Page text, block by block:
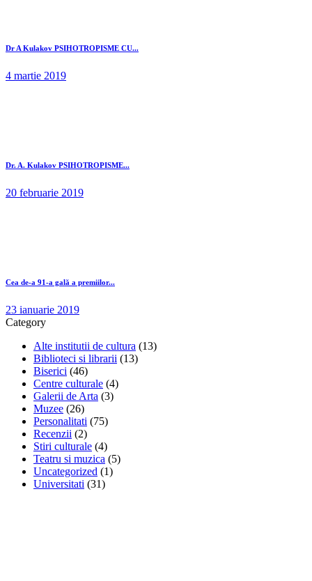
Dr A Kulakov PSIHOTROPISME CU...
4 martie 2019
Dr. A. Kulakov PSIHOTROPISME...
20 februarie 2019
Cea de-a 91-a gală a premiilor...
23 ianuarie 2019
Category
Alte institutii de cultura (13)
Biblioteci si librarii (13)
Biserici (46)
Centre culturale (4)
Galerii de Arta (3)
Muzee (26)
Personalitati (75)
Recenzii (2)
Stiri culturale (4)
Teatru si muzica (5)
Uncategorized (1)
Universitati (31)